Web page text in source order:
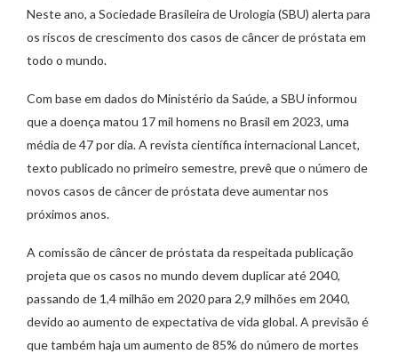
Neste ano, a Sociedade Brasileira de Urologia (SBU) alerta para
os riscos de crescimento dos casos de câncer de próstata em
todo o mundo.
Com base em dados do Ministério da Saúde, a SBU informou
que a doença matou 17 mil homens no Brasil em 2023, uma
média de 47 por dia. A revista científica internacional Lancet,
texto publicado no primeiro semestre, prevê que o número de
novos casos de câncer de próstata deve aumentar nos
próximos anos.
A comissão de câncer de próstata da respeitada publicação
projeta que os casos no mundo devem duplicar até 2040,
passando de 1,4 milhão em 2020 para 2,9 milhões em 2040,
devido ao aumento de expectativa de vida global. A previsão é
que também haja um aumento de 85% do número de mortes